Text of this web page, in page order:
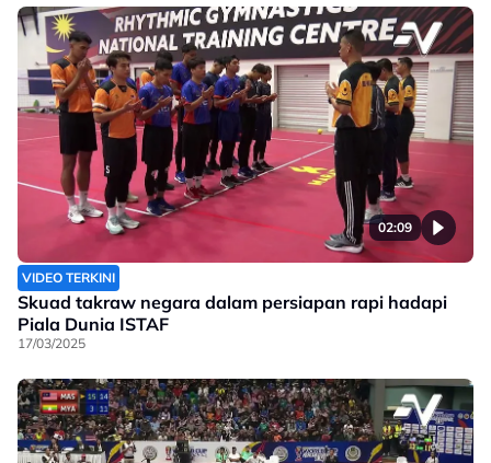
02:09
VIDEO TERKINI
Skuad takraw negara dalam persiapan rapi hadapi
Piala Dunia ISTAF
17/03/2025